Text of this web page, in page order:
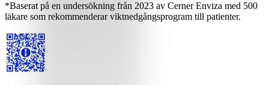
*Baserat på en undersökning från 2023 av Cerner Enviza med 500
läkare som rekommenderar viktnedgångsprogram till patienter.